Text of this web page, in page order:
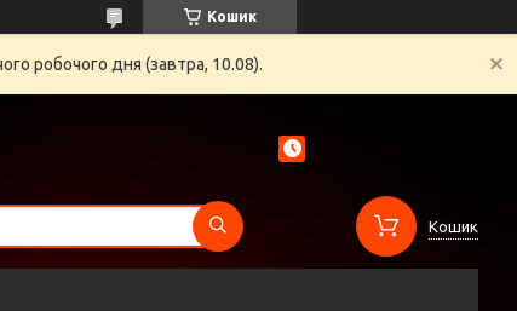
Кошик
робочого дня (завтра, 10.08).
Кошик